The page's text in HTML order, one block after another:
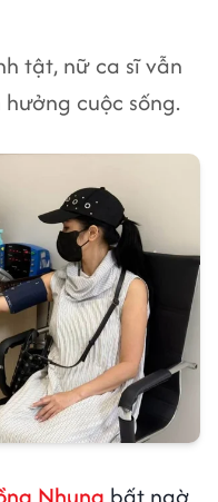
tật, nữ ca sĩ vẫn
cuộc sống.